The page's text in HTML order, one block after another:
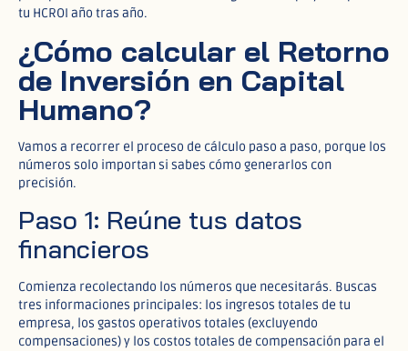
tu HCROI año tras año.
¿Cómo calcular el Retorno
de Inversión en Capital
Humano?
Vamos a recorrer el proceso de cálculo paso a paso, porque los
números solo importan si sabes cómo generarlos con
precisión.
Paso 1: Reúne tus datos
financieros
Comienza recolectando los números que necesitarás. Buscas
tres informaciones principales: los ingresos totales de tu
empresa, los gastos operativos totales (excluyendo
compensaciones) y los costos totales de compensación para el